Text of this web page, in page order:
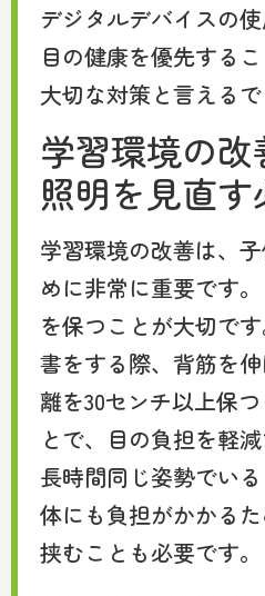
デジタルデバイスの使
目の健康を優先する
大切な対策と言えるで
学習環境の改
照明を見直す
学習環境の改善は、
めに非常に重要です
を保つことが大切で
書をする際、背筋を
離を30センチ以上保
とで、目の負担を軽
長時間同じ姿勢でい
体にも負担がかかる
挟むことも必要です。